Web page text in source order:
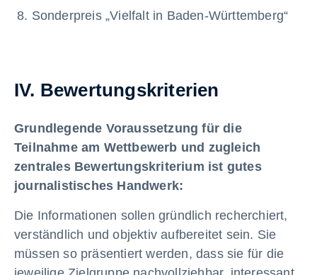
Sonderpreis „Vielfalt in Baden-Württemberg“
IV. Bewertungskriterien
Grundlegende Voraussetzung für die
Teilnahme am Wettbewerb und zugleich
zentrales Bewertungskriterium ist gutes
journalistisches Handwerk:
Die Informationen sollen gründlich recherchiert,
verständlich und objektiv aufbereitet sein. Sie
müssen so präsentiert werden, dass sie für die